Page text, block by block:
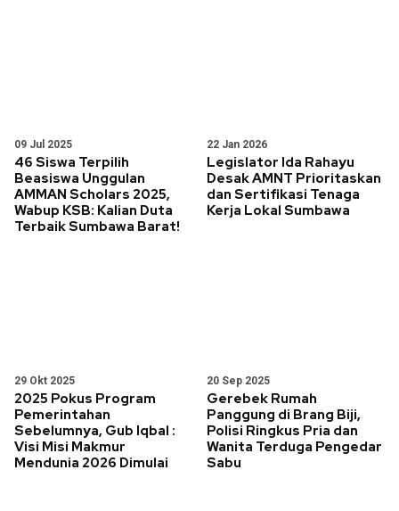
09 Jul 2025
46 Siswa Terpilih
Beasiswa Unggulan
AMMAN Scholars 2025,
Wabup KSB: Kalian Duta
Terbaik Sumbawa Barat!
22 Jan 2026
Legislator Ida Rahayu
Desak AMNT Prioritaskan
dan Sertifikasi Tenaga
Kerja Lokal Sumbawa
29 Okt 2025
2025 Pokus Program
Pemerintahan
Sebelumnya, Gub Iqbal :
Visi Misi Makmur
Mendunia 2026 Dimulai
20 Sep 2025
Gerebek Rumah
Panggung di Brang Biji,
Polisi Ringkus Pria dan
Wanita Terduga Pengedar
Sabu